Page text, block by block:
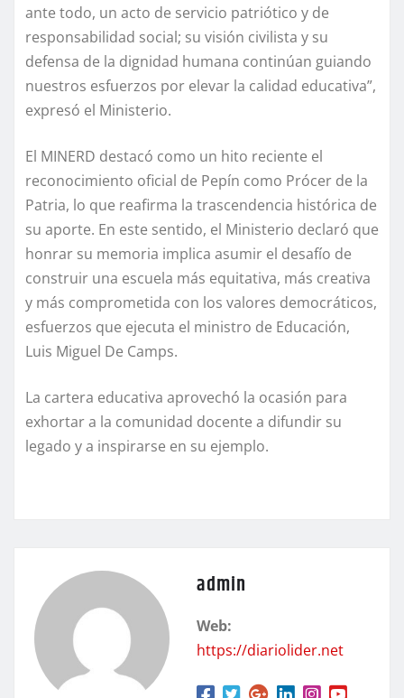
ante todo, un acto de servicio patriótico y de
responsabilidad social; su visión civilista y su
defensa de la dignidad humana continúan guiando
nuestros esfuerzos por elevar la calidad educativa”,
expresó el Ministerio.
El MINERD destacó como un hito reciente el
reconocimiento oficial de Pepín como Prócer de la
Patria, lo que reafirma la trascendencia histórica de
su aporte. En este sentido, el Ministerio declaró que
honrar su memoria implica asumir el desafío de
construir una escuela más equitativa, más creativa
y más comprometida con los valores democráticos,
esfuerzos que ejecuta el ministro de Educación,
Luis Miguel De Camps.
La cartera educativa aprovechó la ocasión para
exhortar a la comunidad docente a difundir su
legado y a inspirarse en su ejemplo.
admin
Web:
https://diariolider.net